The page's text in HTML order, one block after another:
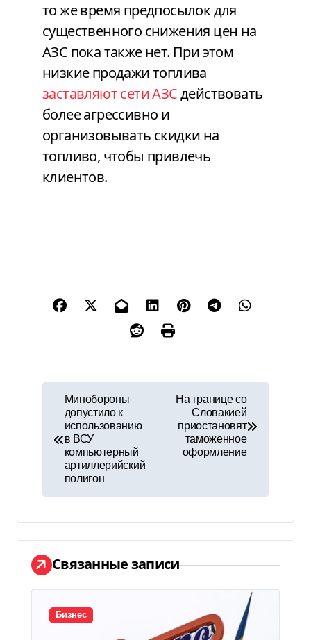
то же время предпосылок для
существенного снижения цен на
АЗС пока также нет. При этом
низкие продажи топлива
заставляют сети АЗСдействовать
более агрессивно и
организовывать скидки на
топливо, чтобы привлечь
клиентов.
а
ц
и
я
Минобороны
допустило к
использованию
в ВСУ
компьютерный
артиллерийский
полигон
На границе со
Словакией
приостановят
таможенное
оформление
Связанные записи
Бизнес